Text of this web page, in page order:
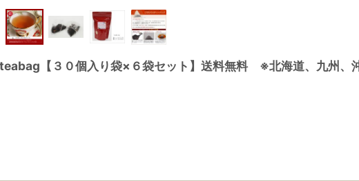
【３０個入り袋×６袋セット】送料無料 ※北海道、九州、